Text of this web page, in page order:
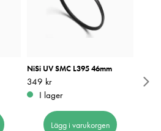
NiSi UV SMC L395 46mm
Pris: 349 kr
349 kr
I lager
Lägg i varukorgen
Pris
15